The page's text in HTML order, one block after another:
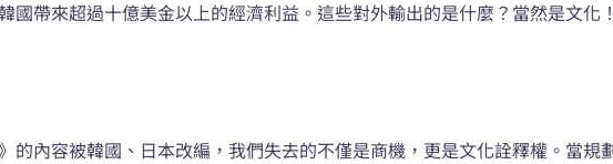
國帶來超過十億美金以上的經濟利益。這些對外輸出的是什麼？當然是文
的內容被韓國、日本改編，我們失去的不僅是商機，更是文化詮釋權。當